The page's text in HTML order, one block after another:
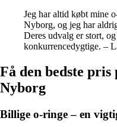
Jeg har altid købt mine
Nyborg, og jeg har
Deres udvalg er stort,
konkurrencedygtige. –
Få den bedste
Nyborg
Billige o-ringe – en